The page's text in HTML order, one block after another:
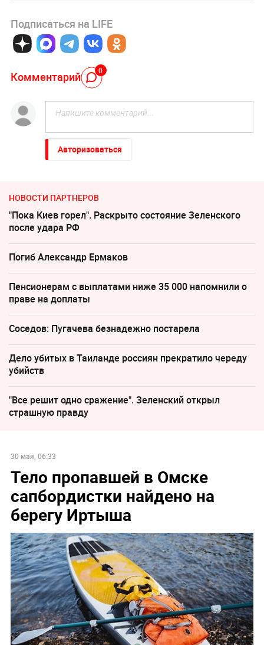
Подписаться на LIFE
Комментарий 0
Авторизоваться
НОВОСТИ ПАРТНЕРОВ
"Пока Киев горел". Раскрыто состояние Зеленского
после удара РФ
Погиб Александр Ермаков
Пенсионерам с выплатами ниже 35 000 напомнили о
праве на доплаты
Соседов: Пугачева безнадежно постарела
Дело убитых в Таиланде россиян прекратило череду
убийств
"Все решит одно сражение". Зеленский открыл
страшную правду
30 мая, 06:33
Тело пропавшей в Омске
сапбордистки найдено на
берегу Иртыша